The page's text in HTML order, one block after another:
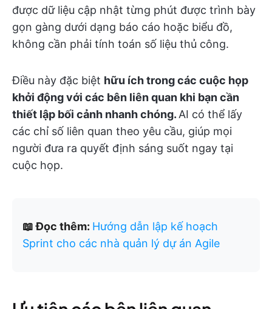
được dữ liệu cập nhật từng phút được trình bày
gọn gàng dưới dạng báo cáo hoặc biểu đồ,
không cần phải tính toán số liệu thủ công.
Điều này đặc biệt hữu ích trong các cuộc họp
khởi động với các bên liên quan khi bạn cần
thiết lập bối cảnh nhanh chóng. AI có thể lấy
các chỉ số liên quan theo yêu cầu, giúp mọi
người đưa ra quyết định sáng suốt ngay tại
cuộc họp.
📖 Đọc thêm: Hướng dẫn lập kế hoạch
Sprint cho các nhà quản lý dự án Agile